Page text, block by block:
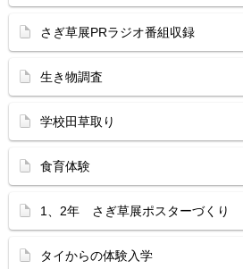
さぎ草展PRラジオ番組収録
生き物調査
学校田草取り
食育体験
1、2年 さぎ草展ポスターづくり
タイからの体験入学